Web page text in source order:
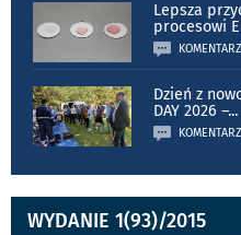
Lepsza
procesowi
Dzień z
DAY 2026 –...
WYDANIE 1(93)/2015